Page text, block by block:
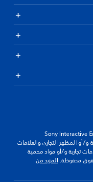
و/أو المظهر التجاري والعلامات
تجارية و/أو مواد محمية
محفوظة.المزيد من